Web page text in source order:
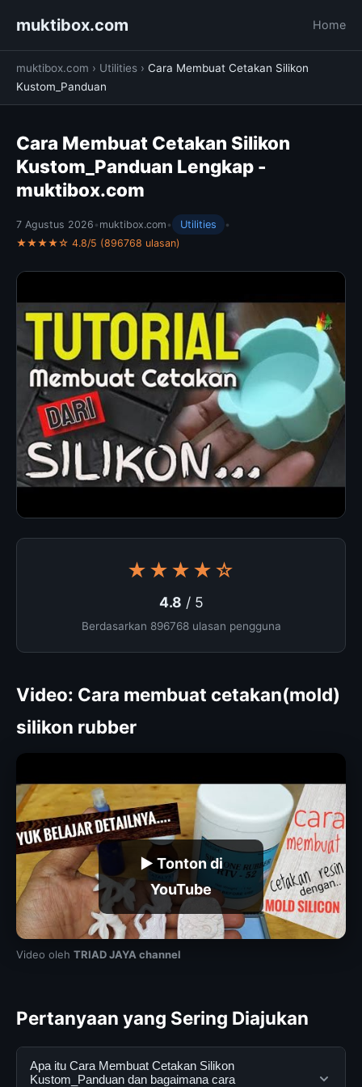
muktibox.com Home
muktibox.com › Utilities › Cara Membuat Cetakan Silikon
Kustom_Panduan
Cara Membuat Cetakan Silikon
Kustom_Panduan Lengkap -
muktibox.com
7 Agustus 2026 • muktibox.com • Utilities
•
★★★★☆ 4.8/5 (896768 ulasan)
★★★★☆
4.8 / 5
Berdasarkan 896768 ulasan pengguna
Video: Cara membuat cetakan(mold)
silikon rubber
▶ Tonton di
YouTube
Video oleh TRIAD JAYA channel
Pertanyaan yang Sering Diajukan
Apa itu Cara Membuat Cetakan Silikon
Kustom_Panduan dan bagaimana cara